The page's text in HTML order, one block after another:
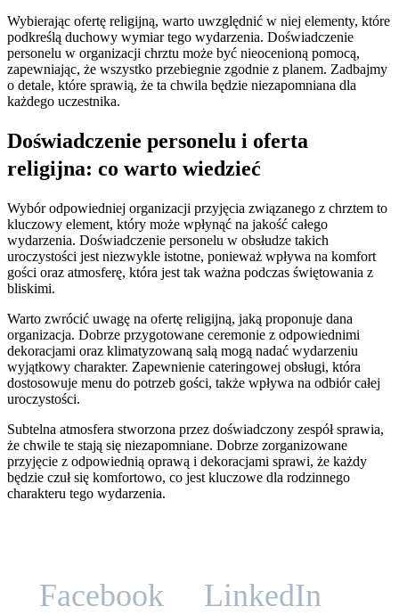
Wybierając ofertę religijną, warto uwzględnić w niej elementy, które
podkreślą duchowy wymiar tego wydarzenia. Doświadczenie
personelu w organizacji chrztu może być nieocenioną pomocą,
zapewniając, że wszystko przebiegnie zgodnie z planem. Zadbajmy
o detale, które sprawią, że ta chwila będzie niezapomniana dla
każdego uczestnika.
Doświadczenie personelu i oferta
religijna: co warto wiedzieć
Wybór odpowiedniej organizacji przyjęcia związanego z chrztem to
kluczowy element, który może wpłynąć na jakość całego
wydarzenia. Doświadczenie personelu w obsłudze takich
uroczystości jest niezwykle istotne, ponieważ wpływa na komfort
gości oraz atmosferę, która jest tak ważna podczas świętowania z
bliskimi.
Warto zwrócić uwagę na ofertę religijną, jaką proponuje dana
organizacja. Dobrze przygotowane ceremonie z odpowiednimi
dekoracjami oraz klimatyzowaną salą mogą nadać wydarzeniu
wyjątkowy charakter. Zapewnienie cateringowej obsługi, która
dostosowuje menu do potrzeb gości, także wpływa na odbiór całej
uroczystości.
Subtelna atmosfera stworzona przez doświadczony zespół sprawia,
że chwile te stają się niezapomniane. Dobrze zorganizowane
przyjęcie z odpowiednią oprawą i dekoracjami sprawi, że każdy
będzie czuł się komfortowo, co jest kluczowe dla rodzinnego
charakteru tego wydarzenia.
Facebook LinkedIn